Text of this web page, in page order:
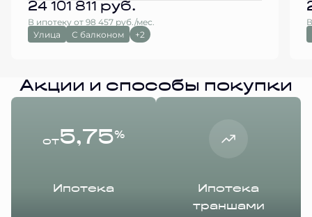
24 101 811 руб.
В ипотеку от 98 457 руб./мес.
Улица
С балконом +2
Акции и способы покупки
от5,75%
Ипотека
Ипотека
траншами